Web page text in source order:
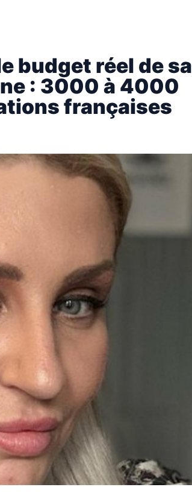
budget réel de sa
: 3000 à 4000
françaises